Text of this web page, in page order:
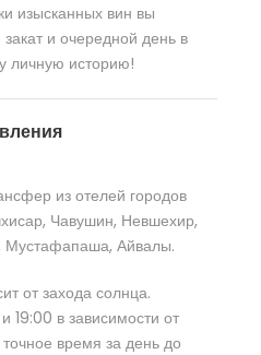
изысканных вин вы
и очередной день в
личную историю!
из отелей городов
Чавушин, Невшехир,
Айвалы.
от захода солнца.
19:00 в зависимости от
время за день до